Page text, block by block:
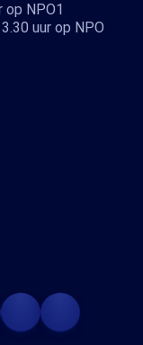
op NPO1
uur op NPO